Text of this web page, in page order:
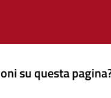
su questa